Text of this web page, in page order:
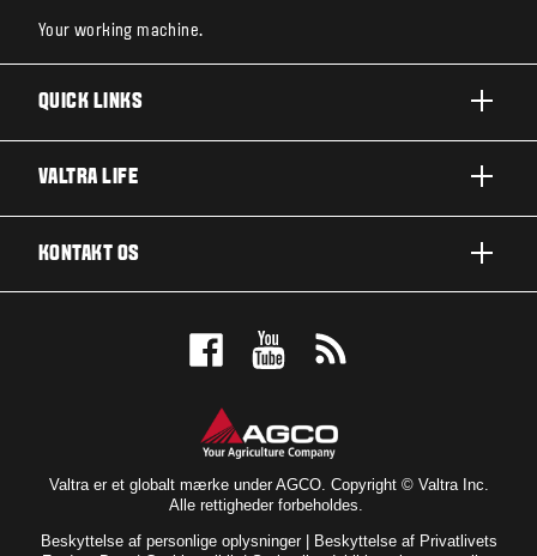
Your working machine.
QUICK LINKS
TEKNOLOGILØSNINGER
VALTRA LIFE
KONTAKT OS
Valtra er et globalt mærke under AGCO. Copyright © Valtra Inc.
Alle rettigheder forbeholdes.
Beskyttelse af personlige oplysninger| Beskyttelse af Privatlivets